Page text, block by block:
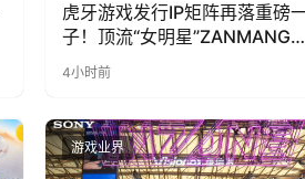
虎牙游戏发行IP矩阵再落重磅
子！顶流“女明星”ZANMANG
LOOPY 正版3D消除手游《消
奇遇》惊喜曝光
4小时前
游戏业界